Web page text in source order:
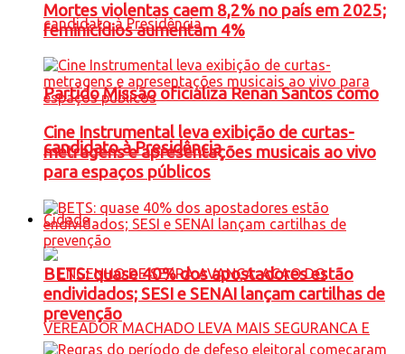
Partido Missão oficializa Renan Santos como
candidato à Presidência
Cidade
Mortes violentas caem 8,2% no país em 2025;
feminicídios aumentam 4%
Cine Instrumental leva exibição de curtas-
metragens e apresentações musicais ao vivo
para espaços públicos
BETS: quase 40% dos apostadores estão
endividados; SESI e SENAI lançam cartilhas de
prevenção